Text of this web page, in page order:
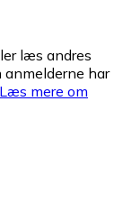
læs andres
anmelderne har
Læs mere om